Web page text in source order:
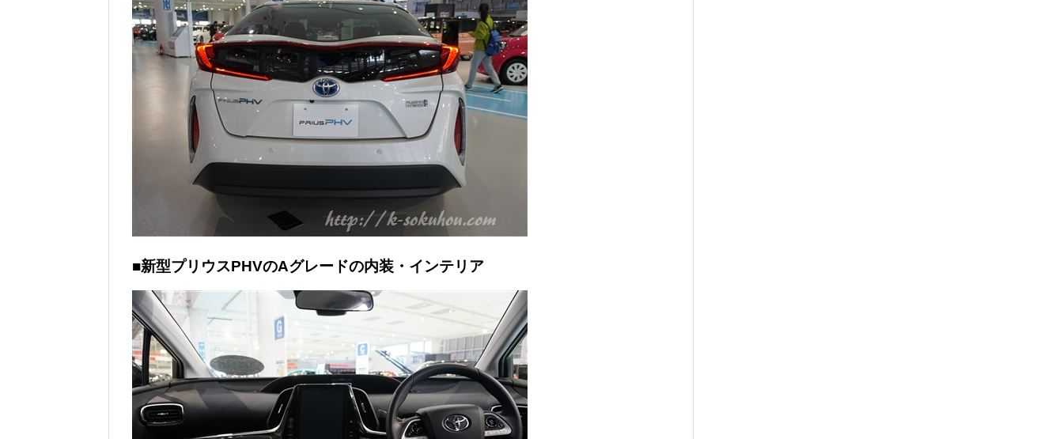
■新型プリウスPHVのAグレードの内装・インテリア